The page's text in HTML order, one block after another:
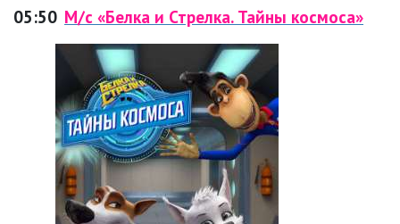
05:50 М/с «Белка и Стрелка. Тайны космоса»